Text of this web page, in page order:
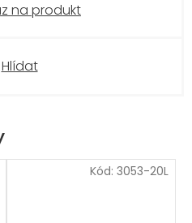
Hlídat
na produkt
Kód: 3053-20L